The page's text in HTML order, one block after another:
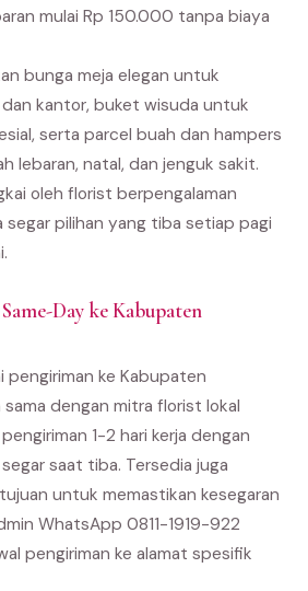
mulai Rp 150.000 tanpa biaya
bunga meja elegan untuk
kantor, buket wisuda untuk
serta parcel buah dan hampers
lebaran, natal, dan jenguk sakit.
oleh florist berpengalaman
segar pilihan yang tiba setiap pagi
Day ke Kabupaten
pengiriman ke Kabupaten
dengan mitra florist lokal
1-2 hari kerja dengan
saat tiba. Tersedia juga
untuk memastikan kesegaran
WhatsApp 0811-1919-922
pengiriman ke alamat spesifik